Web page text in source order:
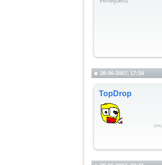
28-06-2007, 17:34
TopDrop